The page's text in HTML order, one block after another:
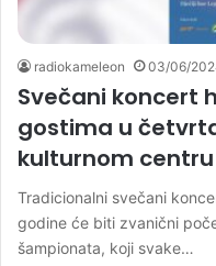
radiokameleon 03/06/
Svečani koncert
gostima u
kulturnom centru
Tradicionalni svečani
godine će biti zvanični
šampionata, koji svake…